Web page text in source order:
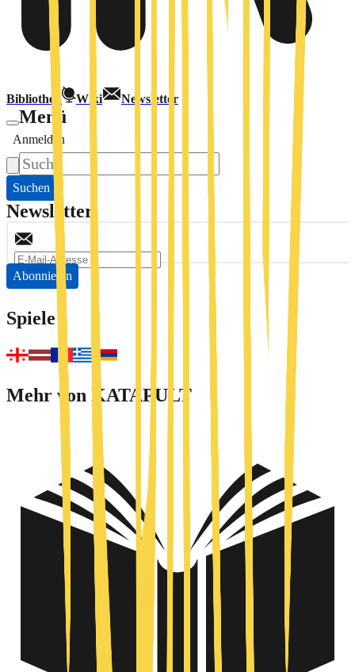
Bibliothek Wiki Newsletter
Menü
Anmelden
Suchen
Newsletter
Abonnieren
Spiele
Mehr von KATAPULT